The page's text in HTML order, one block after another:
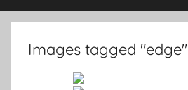
Images tagged "edge"